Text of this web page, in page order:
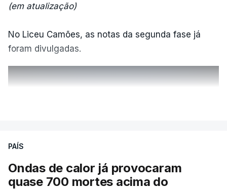
(em atualização)
No Liceu Camões, as notas da segunda fase já
foram divulgadas.
PAÍS
Ondas de calor já provocaram
quase 700 mortes acima do